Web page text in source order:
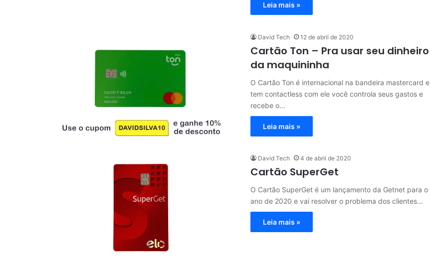
Leia mais »
David Tech 12 de abril de 2020
Cartão Ton – Pra usar seu dinheiro
da maquininha
O Cartão Ton é internacional na bandeira mastercard e
tem contactless com ele você controla seus gastos e
recebe o…
Leia mais »
David Tech 4 de abril de 2020
Cartão SuperGet
O Cartão SuperGet é um lançamento da Getnet para o
ano de 2020 e vai resolver o problema dos clientes…
Leia mais »